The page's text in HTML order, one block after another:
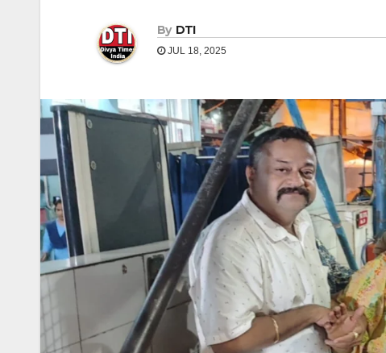
By DTI
JUL 18, 2025